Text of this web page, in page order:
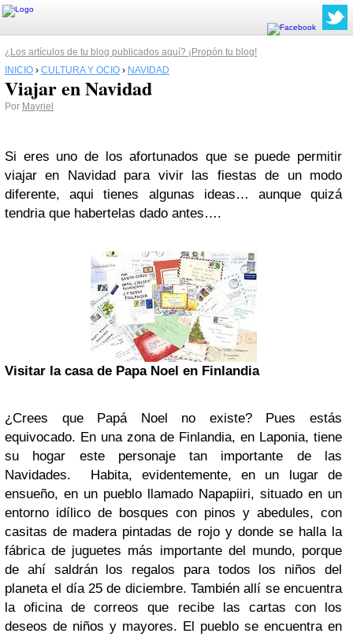
¿Los artículos de tu blog publicados aquí? ¡Propón tu blog!
INICIO › CULTURA Y OCIO › NAVIDAD
Viajar en Navidad
Por Mayriel
Si eres uno de los afortunados que se puede permitir
viajar en Navidad para vivir las fiestas de un modo
diferente, aqui tienes algunas ideas… aunque quizá
tendria que habertelas dado antes….
Visitar la casa de Papa Noel en Finlandia
¿Crees que Papá Noel no existe? Pues estás
equivocado. En una zona de Finlandia, en Laponia, tiene
su hogar este personaje tan importante de las
Navidades. Habita, evidentemente, en un lugar de
ensueño, en un pueblo llamado Napapiiri, situado en un
entorno idílico de bosques con pinos y abedules, con
casitas de madera pintadas de rojo y donde se halla la
fábrica de juguetes más importante del mundo, porque
de ahí saldrán los regalos para todos los niños del
planeta el día 25 de diciembre. También allí se encuentra
la oficina de correos que recibe las cartas con los
deseos de niños y mayores. El pueblo se encuentra en